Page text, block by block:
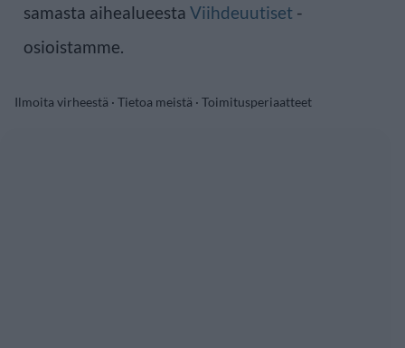
samasta aihealueesta Viihdeuutiset -
osioistamme.
Ilmoita virheestä · Tietoa meistä · Toimitusperiaatteet